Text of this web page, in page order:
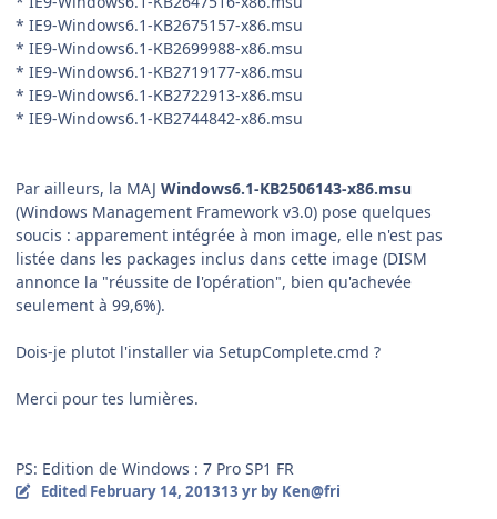
* IE9-Windows6.1-KB2675157-x86.msu
* IE9-Windows6.1-KB2699988-x86.msu
* IE9-Windows6.1-KB2719177-x86.msu
* IE9-Windows6.1-KB2722913-x86.msu
* IE9-Windows6.1-KB2744842-x86.msu
Par ailleurs, la MAJ Windows6.1-KB2506143-x86.msu
(Windows Management Framework v3.0) pose quelques
soucis : apparement intégrée à mon image, elle n'est pas
listée dans les packages inclus dans cette image (DISM
annonce la "réussite de l'opération", bien qu'achevée
seulement à 99,6%).
Dois-je plutot l'installer via SetupComplete.cmd ?
Merci pour tes lumières.
PS: Edition de Windows : 7 Pro SP1 FR
Edited February 14, 201313 yrby Ken@fri